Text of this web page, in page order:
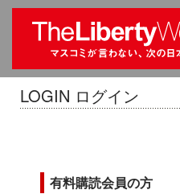
LOGIN ログイン
有料購読会員の方